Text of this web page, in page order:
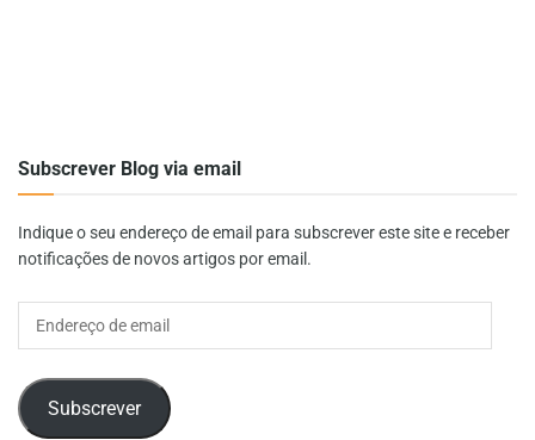
Subscrever Blog via email
Indique o seu endereço de email para subscrever este site e receber
notificações de novos artigos por email.
Subscrever